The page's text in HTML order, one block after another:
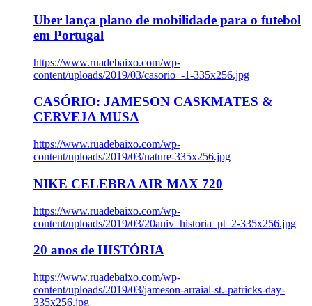
Uber lança plano de mobilidade para o futebol
em Portugal
https://www.ruadebaixo.com/wp-
content/uploads/2019/03/casorio_-1-335x256.jpg
CASÓRIO: JAMESON CASKMATES &
CERVEJA MUSA
https://www.ruadebaixo.com/wp-
content/uploads/2019/03/nature-335x256.jpg
NIKE CELEBRA AIR MAX 720
https://www.ruadebaixo.com/wp-
content/uploads/2019/03/20aniv_historia_pt_2-335x256.jpg
20 anos de HISTÓRIA
https://www.ruadebaixo.com/wp-
content/uploads/2019/03/jameson-arraial-st.-patricks-day-
335x256.jpg